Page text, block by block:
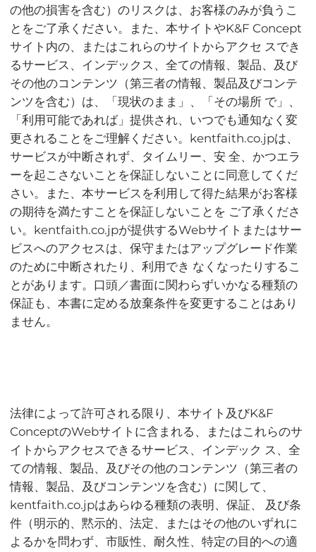
の他の損害を含む）のリスクは、お客様のみが負うこ
とをご了承ください。また、本サイトやK&F Concept
サイト内の、またはこれらのサイトからアクセ スでき
るサービス、インデックス、全ての情報、製品、及び
その他のコンテンツ（第三者の情報、製品及びコンテ
ンツを含む）は、「現状のまま」、「その場所 で」、
「利用可能であれば」提供され、いつでも通知なく変
更されることをご理解ください。kentfaith.co.jpは、
サービスが中断されず、タイムリー、安 全、かつエラ
ーを起こさないことを保証しないことに同意してくだ
さい。また、本サービスを利用して得た結果がお客様
の期待を満たすことを保証しないことを ご了承くださ
い。kentfaith.co.jpが提供するWebサイトまたはサー
ビスへのアクセスは、保守またはアップグレード作業
のために中断されたり、利用でき なくなったりするこ
とがあります。口頭／書面に関わらずいかなる種類の
保証も、本書に定める放棄条件を変更することはあり
ません。
法律によって許可される限り、本サイト及びK&F
ConceptのWebサイトに含まれる、またはこれらのサ
イトからアクセスできるサービス、インデック ス、全
ての情報、製品、及びその他のコンテンツ（第三者の
情報、製品、及びコンテンツを含む）に関して、
kentfaith.co.jpはあらゆる種類の表明、保証、 及び条
件（明示的、黙示的、法定、またはその他のいずれに
よるかを問わず、市販性、耐久性、特定の目的への適